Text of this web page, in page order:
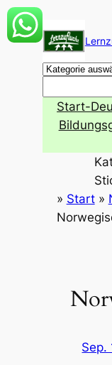
Zum
Inhalt
springen
Start-
» Start»
Sep.